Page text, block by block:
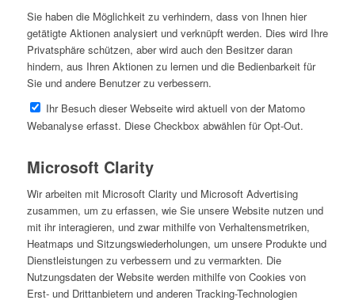
Sie haben die Möglichkeit zu verhindern, dass von Ihnen hier
getätigte Aktionen analysiert und verknüpft werden. Dies wird Ihre
Privatsphäre schützen, aber wird auch den Besitzer daran
hindern, aus Ihren Aktionen zu lernen und die Bedienbarkeit für
Sie und andere Benutzer zu verbessern.
Ihr Besuch dieser Webseite wird aktuell von der Matomo
Webanalyse erfasst. Diese Checkbox abwählen für Opt-Out.
Microsoft Clarity
Wir arbeiten mit Microsoft Clarity und Microsoft Advertising
zusammen, um zu erfassen, wie Sie unsere Website nutzen und
mit ihr interagieren, und zwar mithilfe von Verhaltensmetriken,
Heatmaps und Sitzungswiederholungen, um unsere Produkte und
Dienstleistungen zu verbessern und zu vermarkten. Die
Nutzungsdaten der Website werden mithilfe von Cookies von
Erst- und Drittanbietern und anderen Tracking-Technologien